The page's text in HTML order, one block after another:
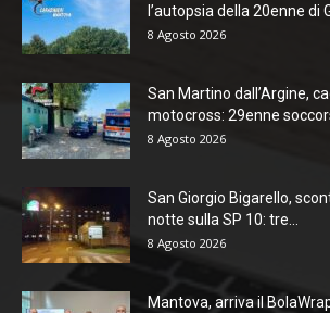
l’autopsia della 20enne di
8 Agosto 2026
San Martino dall’Argine,
motocross: 29enne
8 Agosto 2026
San Giorgio Bigarello,
notte sulla SP 10: tre...
8 Agosto 2026
Mantova, arriva il